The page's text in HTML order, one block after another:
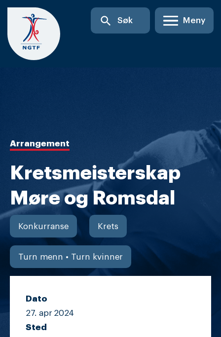
Skip
content
search Søk Meny
Arrangement
Kretsmeisterskap
Møre og Romsdal
Konkurranse Krets
Turn menn • Turn kvinner
Dato
27. apr 2024
Sted